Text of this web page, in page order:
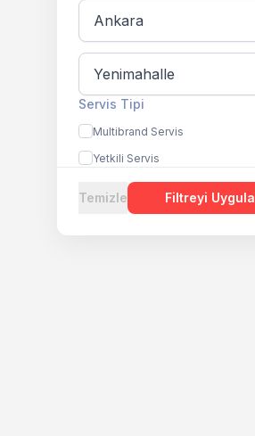
Servis Tipi
Multibrand Servis
Yetkili Servis
Temizle Filtreyi Uygula